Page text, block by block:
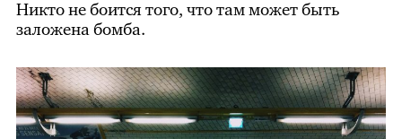
Никто не боится того, что там может быть
заложена бомба.